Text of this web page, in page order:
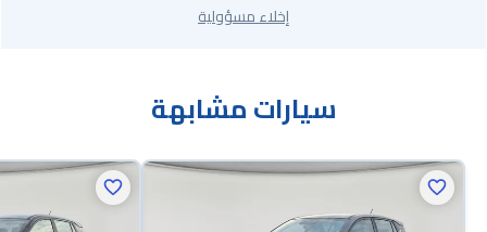
إخلاء مسؤولية
سيارات مشابهة